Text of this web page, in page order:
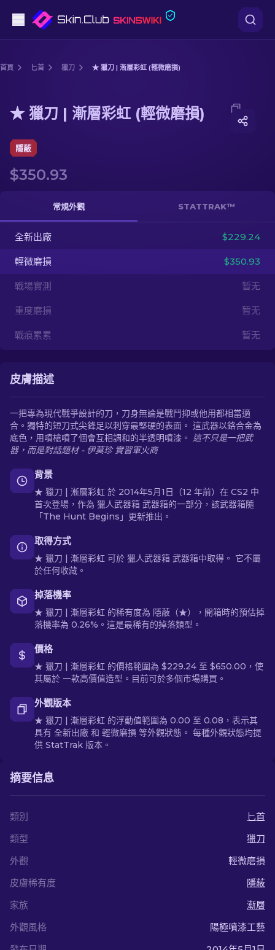
步槍
匕首
手套
武器箱
其他
ZH-TW
首頁 匕首 獵刀 ★ 獵刀 | 漸層彩虹 (輕微磨損)
Media of ★ 獵刀 | 漸層彩虹 (輕微磨損)
★ 獵刀 | 漸層彩虹 (輕微磨損)
隱蔽
$350.93
常規外觀 STATTRAK™
全新出廠 $229.24
輕微磨損 $350.93
戰場實測 暂无
重度磨損 暂无
戰痕累累 暂无
皮膚描述
一把專為現代戰爭設計的刀，刀身無論是戰鬥抑或他用都相當適
合。獨特的短刀式尖鋒足以刺穿最堅硬的表面。 這武器以鉻合金為
底色，用噴槍噴了個會互相調和的半透明噴漆。 這不只是一把武
器，而是對話題材 - 伊莫珍 實習軍火商
背景
★ 獵刀 | 漸層彩虹 於 2014年5月1日（12 年前）在 CS2 中
首次登場，作為 獵人武器箱 武器箱的一部分，該武器箱隨
「The Hunt Begins」更新推出。
取得方式
★ 獵刀 | 漸層彩虹 可於 獵人武器箱 武器箱中取得。 它不屬
於任何收藏。
掉落機率
★ 獵刀 | 漸層彩虹 的稀有度為 隱蔽（★），開箱時的預估掉
落機率為 0.26%。這是最稀有的掉落類型。
價格
★ 獵刀 | 漸層彩虹 的價格範圍為 $229.24 至 $650.00，使
其屬於 一款高價值造型。目前可於多個市場購買。
外觀版本
★ 獵刀 | 漸層彩虹 的浮動值範圍為 0.00 至 0.08，表示其
具有 全新出廠 和 輕微磨損 等外觀狀態。 每種外觀狀態均提
供 StatTrak 版本。
摘要信息
類別
匕首
類型
獵刀
外觀
輕微磨損
皮膚稀有度
隱蔽
家族
漸層
外觀風格
陽極噴漆工藝